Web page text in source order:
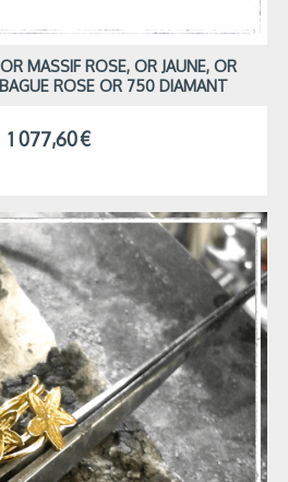
MASSIF ROSE, OR JAUNE, OR
ROSE OR 750 DIAMANT
1 077,60€